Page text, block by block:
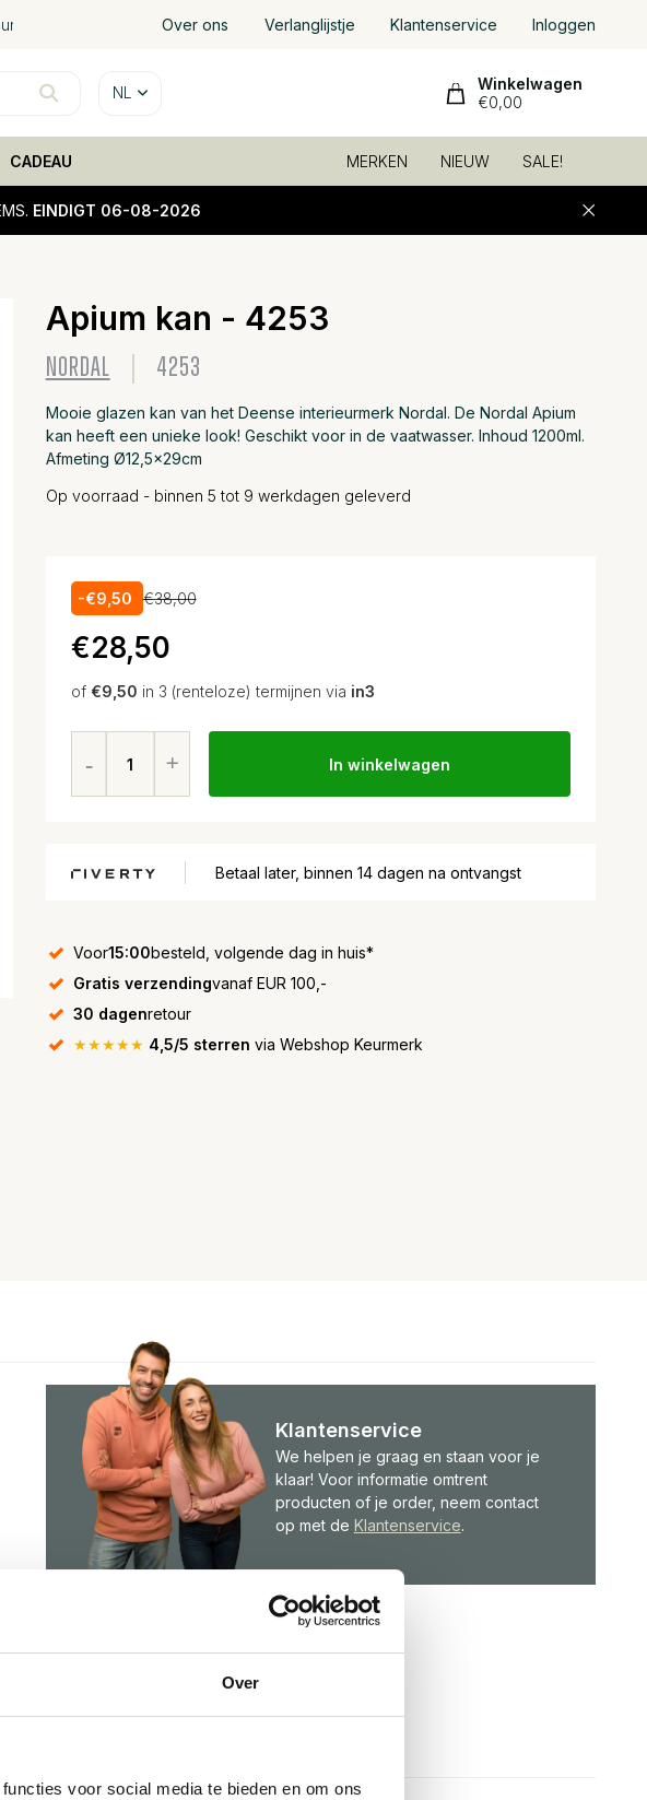
Over
voor social media te bieden en om ons
Over ons Verlanglijstje Klantenservice Inloggen
NL
Winkelwagen
€0,00
CADEAU MERKEN NIEUW SALE!
EINDIGT 06-08-2026
25%
sale
Apium kan - 4253
NORDAL 4253
Mooie glazen kan van het Deense interieurmerk Nordal. De Nordal Apium
kan heeft een unieke look! Geschikt voor in de vaatwasser. Inhoud 1200ml.
Afmeting Ø12,5x29cm
Op voorraad - binnen 5 tot 9 werkdagen geleverd
-€9,50 €38,00
€28,50
of €9,50 in 3 (renteloze) termijnen via in3
In winkelwagen
Betaal later, binnen 14 dagen na ontvangst
Voor15:00besteld, volgende dag in huis*
Gratis verzendingvanaf EUR 100,-
30 dagenretour
★★★★★ 4,5/5 sterren via Webshop Keurmerk
Klantenservice
We helpen je graag en staan voor je
klaar! Voor informatie omtrent
producten of je order, neem contact
op met de Klantenservice.